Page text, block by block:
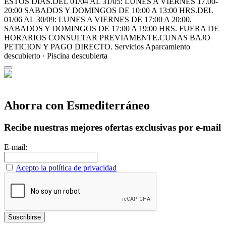
20:00 SABADOS Y DOMINGOS DE 10:00 A 13:00 HRS.DEL
01/06 AL 30/09: LUNES A VIERNES DE 17:00 A 20:00.
SABADOS Y DOMINGOS DE 17:00 A 19:00 HRS. FUERA DE
HORARIOS CONSULTAR PREVIAMENTE.CUNAS BAJO
PETICION Y PAGO DIRECTO. Servicios Aparcamiento
descubierto · Piscina descubierta
Ahorra con Esmediterráneo
Recibe nuestras mejores ofertas exclusivas por e-mail
E-mail:
Acepto la política de privacidad